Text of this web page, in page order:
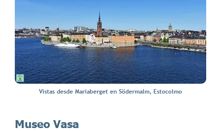
Vistas desde Mariaberget en Södermalm, Estocolmo
Museo Vasa